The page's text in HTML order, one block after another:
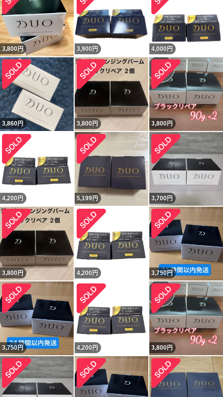
3,800円 3,900 円 4,000 円
3,860円 3,800円 3,800円
4,200 円 5,199円 3,700円
3,800円 4,200 円 3,750円
3,750円 4,200 円 3,800円